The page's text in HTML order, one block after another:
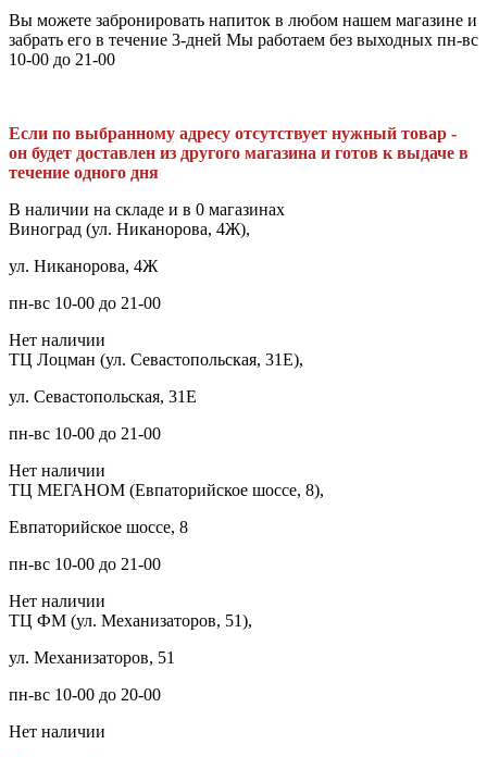
Вы можете забронировать напиток в любом нашем магазине и
забрать его в течение 3-дней Мы работаем без выходных пн-вс
10-00 до 21-00
Если по выбранному адресу отсутствует нужный товар -
он будет доставлен из другого магазина и готов к выдаче в
течение одного дня
В наличии на складе и в 0 магазинах
Виноград (ул. Никанорова, 4Ж),
ул. Никанорова, 4Ж
пн-вс 10-00 до 21-00
Нет наличии
ТЦ Лоцман (ул. Севастопольская, 31Е),
ул. Севастопольская, 31Е
пн-вс 10-00 до 21-00
Нет наличии
ТЦ МЕГАНОМ (Евпаторийское шоссе, 8),
Евпаторийское шоссе, 8
пн-вс 10-00 до 21-00
Нет наличии
ТЦ ФМ (ул. Механизаторов, 51),
ул. Механизаторов, 51
пн-вс 10-00 до 20-00
Нет наличии